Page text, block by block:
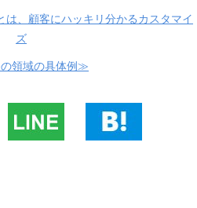
、顧客にハッキリ分かるカスタマイ
ズ
の領域の具体例≫